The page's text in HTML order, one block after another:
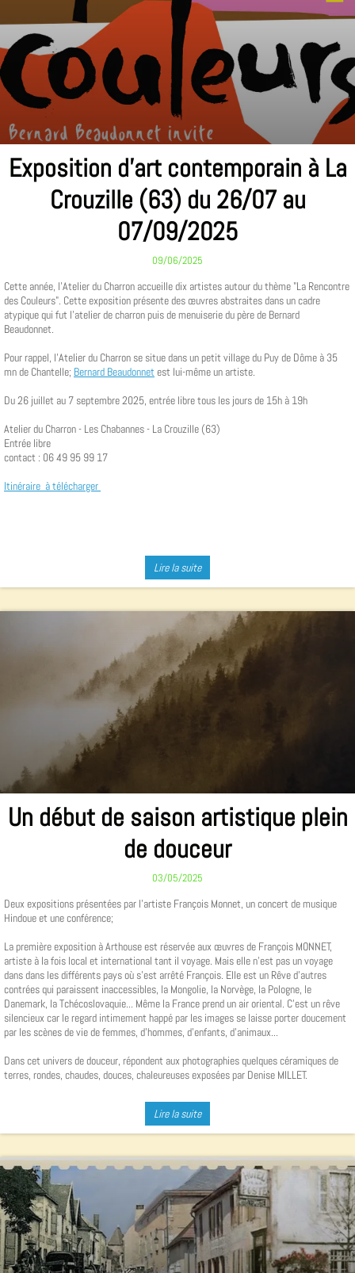
Exposition d'art contemporain à La
Crouzille (63) du 26/07 au
07/09/2025
09/06/2025
Cette année, l'Atelier du Charron accueille dix artistes autour du thème "La Rencontre
des Couleurs". Cette exposition présente des œuvres abstraites dans un cadre
atypique qui fut l'atelier de charron puis de menuiserie du père de Bernard
Beaudonnet.
Pour rappel, l'Atelier du Charron se situe dans un petit village du Puy de Dôme à 35
mn de Chantelle; Bernard Beaudonnetest lui-même un artiste.
Du 26 juillet au 7 septembre 2025, entrée libre tous les jours de 15h à 19h
Atelier du Charron - Les Chabannes - La Crouzille (63)
Entrée libre
contact : 06 49 95 99 17
Itinéraire à télécharger
Lire la suite
Un début de saison artistique plein
de douceur
03/05/2025
Deux expositions présentées par l'artiste François Monnet, un concert de musique
Hindoue et une conférence;
La première exposition à Arthouse est réservée aux œuvres de François MONNET,
artiste à la fois local et international tant il voyage. Mais elle n'est pas un voyage
dans dans les différents pays où s'est arrêté François. Elle est un Rêve d'autres
contrées qui paraissent inaccessibles, la Mongolie, la Norvège, la Pologne, le
Danemark, la Tchécoslovaquie... Même la France prend un air oriental. C'est un rêve
silencieux car le regard intimement happé par les images se laisse porter doucement
par les scènes de vie de femmes, d'hommes, d'enfants, d'animaux...
Dans cet univers de douceur, répondent aux photographies quelques céramiques de
terres, rondes, chaudes, douces, chaleureuses exposées par Denise MILLET.
Lire la suite